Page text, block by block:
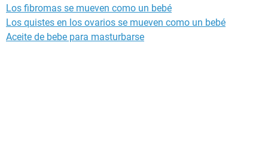
Los fibromas se mueven como un bebé
Los quistes en los ovarios se mueven como un bebé
Aceite de bebe para masturbarse